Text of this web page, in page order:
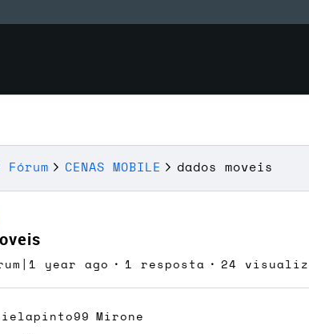
Fórum CENAS MOBILE dados moveis
year ago 1 resposta 24
Mirone